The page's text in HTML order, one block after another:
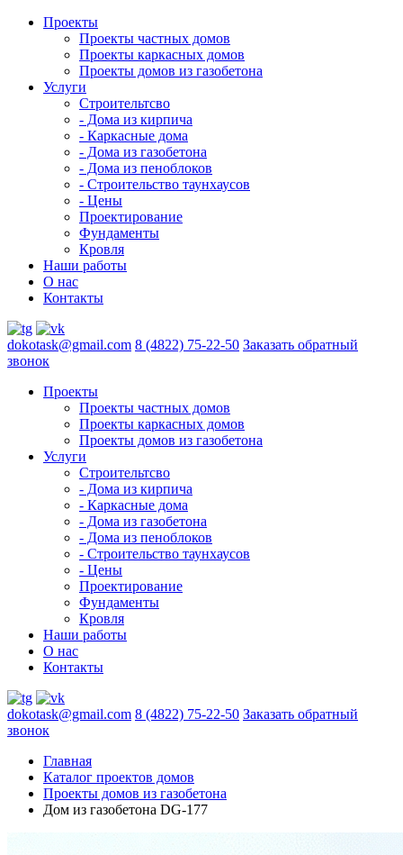
Проекты
Проекты частных домов
Проекты каркасных домов
Проекты домов из газобетона
Услуги
Строительтсво
- Дома из кирпича
- Каркасные дома
- Дома из газобетона
- Дома из пеноблоков
- Строительство таунхаусов
- Цены
Проектирование
Фундаменты
Кровля
Наши работы
О нас
Контакты
dokotask@gmail.com 8 (4822) 75-22-50 Заказать обратный
звонок
Проекты
Проекты частных домов
Проекты каркасных домов
Проекты домов из газобетона
Услуги
Строительтсво
- Дома из кирпича
- Каркасные дома
- Дома из газобетона
- Дома из пеноблоков
- Строительство таунхаусов
- Цены
Проектирование
Фундаменты
Кровля
Наши работы
О нас
Контакты
dokotask@gmail.com 8 (4822) 75-22-50 Заказать обратный
звонок
Главная
Каталог проектов домов
Проекты домов из газобетона
Дом из газобетона DG-177